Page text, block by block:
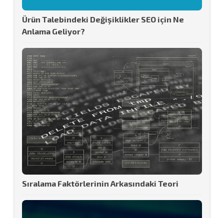
Ürün Talebindeki Değişiklikler SEO için Ne
Anlama Geliyor?
Sıralama Faktörlerinin Arkasındaki Teori